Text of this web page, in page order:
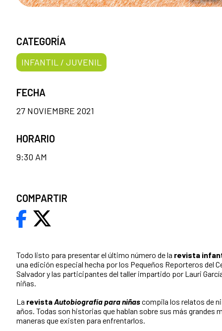
Todo listo para presentar el último número de la revista
una edición especial hecha por los Pequeños Reporteros del
Salvador y las participantes del taller impartido por Lauri
niñas.
La revista Autobiografía para niñascompila los relatos de
años. Todas son historias que hablan sobre sus más grandes
maneras que existen para enfrentarlos.
CATEGORÍA
INFANTIL / JUVENIL
FECHA
27 NOVIEMBRE 2021
HORARIO
9:30 AM
COMPARTIR